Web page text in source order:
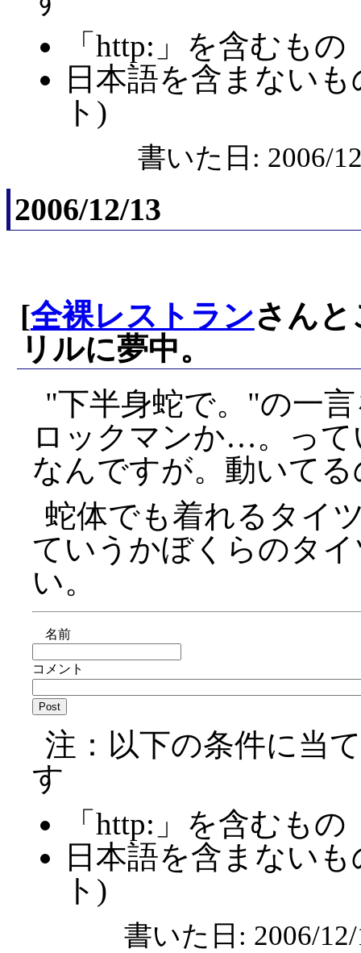
「http:」を含むもの
日本語を含まない
ト)
書いた日: 2006/
2006/12/13
[全裸レストランさんと
リルに夢中。
下半身蛇で。
の一
ロックマンか…。っ
なんですが。動いて
蛇体でも着れるタイ
ていうかぼくらのタ
い。
名前
コメント
注：以下の条件に当
す
「http:」を含むもの
日本語を含まない
ト)
書いた日: 2006/